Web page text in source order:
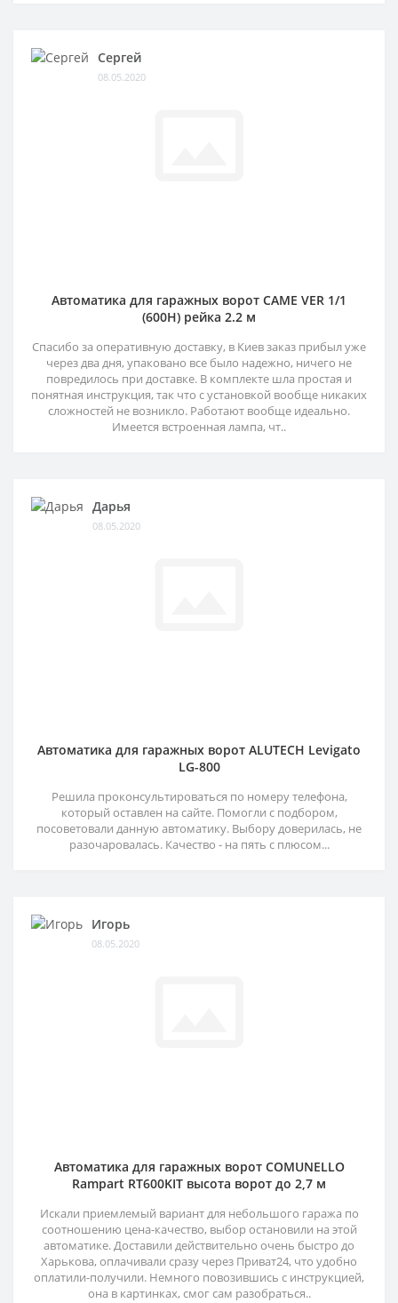
Сергей
08.05.2020
Автоматика для гаражных ворот CAME VER 1/1
(600H) рейка 2.2 м
Спасибо за оперативную доставку, в Киев заказ прибыл уже
через два дня, упаковано все было надежно, ничего не
повредилось при доставке. В комплекте шла простая и
понятная инструкция, так что с установкой вообще никаких
сложностей не возникло. Работают вообще идеально.
Имеется встроенная лампа, чт..
Дарья
08.05.2020
Автоматика для гаражных ворот ALUTECH Levigato
LG-800
Решила проконсультироваться по номеру телефона,
который оставлен на сайте. Помогли с подбором,
посоветовали данную автоматику. Выбору доверилась, не
разочаровалась. Качество - на пять с плюсом...
Игорь
08.05.2020
Автоматика для гаражных ворот COMUNELLO
Rampart RT600KIT высота ворот до 2,7 м
Искали приемлемый вариант для небольшого гаража по
соотношению цена-качество, выбор остановили на этой
автоматике. Доставили действительно очень быстро до
Харькова, оплачивали сразу через Приват24, что удобно
оплатили-получили. Немного повозившись с инструкцией,
она в картинках, смог сам разобраться..